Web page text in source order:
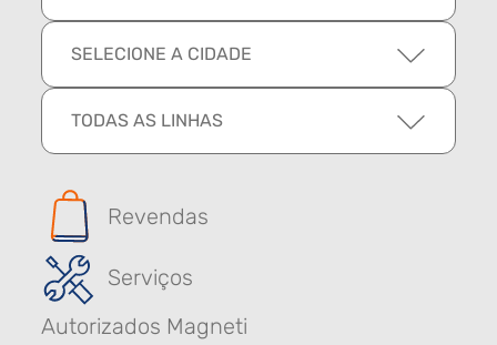
SELECIONE A CIDADE
TODAS AS LINHAS
Revendas
Serviços
Autorizados Magneti